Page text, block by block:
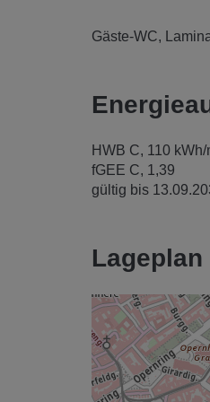
Gäste-WC
HWB C, 110 kWh/
fGEE C, 1,39
gültig bis
Lageplan